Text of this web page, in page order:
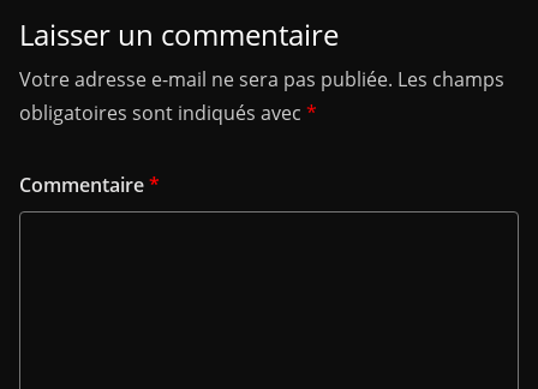
Laisser un commentaire
Votre adresse e-mail ne sera pas publiée. Les champs
obligatoires sont indiqués avec *
Commentaire*